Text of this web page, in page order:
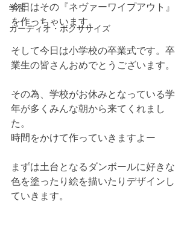
学習
カーディオ・ボクササイズ
今日はその『ネヴァーワイプアウト』
を作っちゃいます。
そして今日は小学校の卒業式です。卒
業生の皆さんおめでとうございます。
その為、学校がお休みとなっている学
年が多くみんな朝から来てくれまし
た。
時間をかけて作っていきますよー
まずは土台となるダンボールに好きな
色を塗ったり絵を描いたりデザインし
ていきます。